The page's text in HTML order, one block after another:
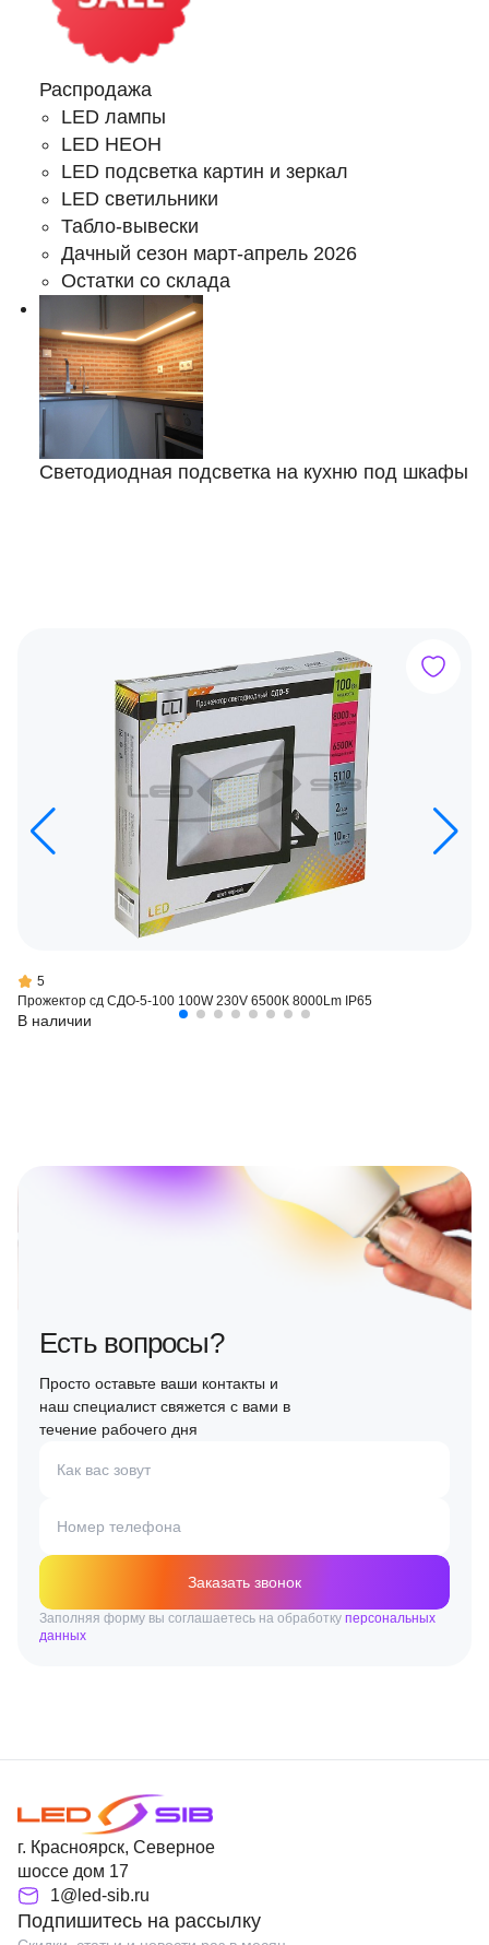
Распродажа
LED лампы
LED НЕОН
LED подсветка картин и зеркал
LED светильники
Табло-вывески
Дачный сезон март-апрель 2026
Остатки со склада
Светодиодная подсветка на кухню под шкафы
5
Прожектор сд СДО-5-100 100W 230V 6500К 8000Lm IP65
В наличии
Есть вопросы?
Просто оставьте ваши контакты и
наш специалист свяжется с вами в
течение рабочего дня
Как вас зовут
Номер телефона
Заказать звонок
Заполняя форму вы соглашаетесь на обработку персональных
данных
г. Красноярск, Северное
шоссе дом 17
1@led-sib.ru
Подпишитесь на рассылку